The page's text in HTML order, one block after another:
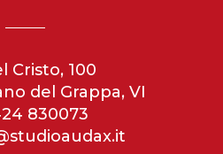
Cristo, 100
del Grappa, VI
830073